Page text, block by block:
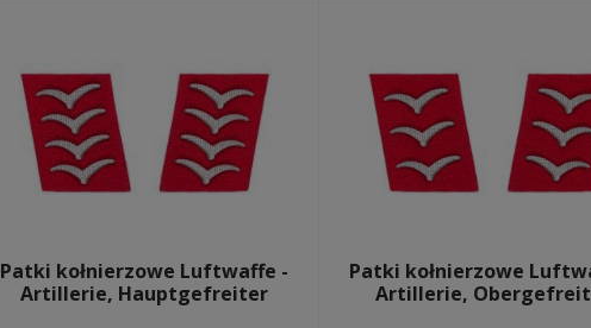
Patki kołnierzowe Luftwaffe -
Artillerie, Hauptgefreiter
Patki kołnierzowe
Artillerie,